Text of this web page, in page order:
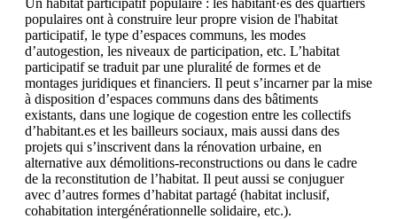
populaires ont à construire leur propre vision de l'habitat
participatif, le type d’espaces communs, les modes
d’autogestion, les niveaux de participation, etc. L’habitat
participatif se traduit par une pluralité de formes et de
montages juridiques et financiers. Il peut s’incarner par la mise
à disposition d’espaces communs dans des bâtiments
existants, dans une logique de cogestion entre les collectifs
d’habitant.es et les bailleurs sociaux, mais aussi dans des
projets qui s’inscrivent dans la rénovation urbaine, en
alternative aux démolitions-reconstructions ou dans le cadre
de la reconstitution de l’habitat. Il peut aussi se conjuguer
avec d’autres formes d’habitat partagé (habitat inclusif,
cohabitation intergénérationnelle solidaire, etc.).